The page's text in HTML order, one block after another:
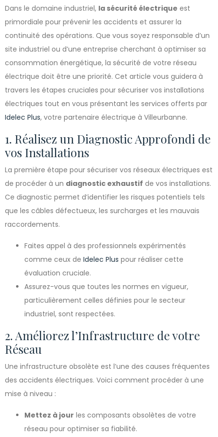
Dans le domaine industriel, la sécurité électrique est
primordiale pour prévenir les accidents et assurer la
continuité des opérations. Que vous soyez responsable d’un
site industriel ou d’une entreprise cherchant à optimiser sa
consommation énergétique, la sécurité de votre réseau
électrique doit être une priorité. Cet article vous guidera à
travers les étapes cruciales pour sécuriser vos installations
électriques tout en vous présentant les services offerts par
Idelec Plus, votre partenaire électrique à Villeurbanne.
1. Réalisez un Diagnostic Approfondi de
vos Installations
La première étape pour sécuriser vos réseaux électriques est
de procéder à un diagnostic exhaustif de vos installations.
Ce diagnostic permet d’identifier les risques potentiels tels
que les câbles défectueux, les surcharges et les mauvais
raccordements.
Faites appel à des professionnels expérimentés
comme ceux de Idelec Plus pour réaliser cette
évaluation cruciale.
Assurez-vous que toutes les normes en vigueur,
particulièrement celles définies pour le secteur
industriel, sont respectées.
2. Améliorez l’Infrastructure de votre
Réseau
Une infrastructure obsolète est l’une des causes fréquentes
des accidents électriques. Voici comment procéder à une
mise à niveau :
Mettez à jour les composants obsolètes de votre
réseau pour optimiser sa fiabilité.